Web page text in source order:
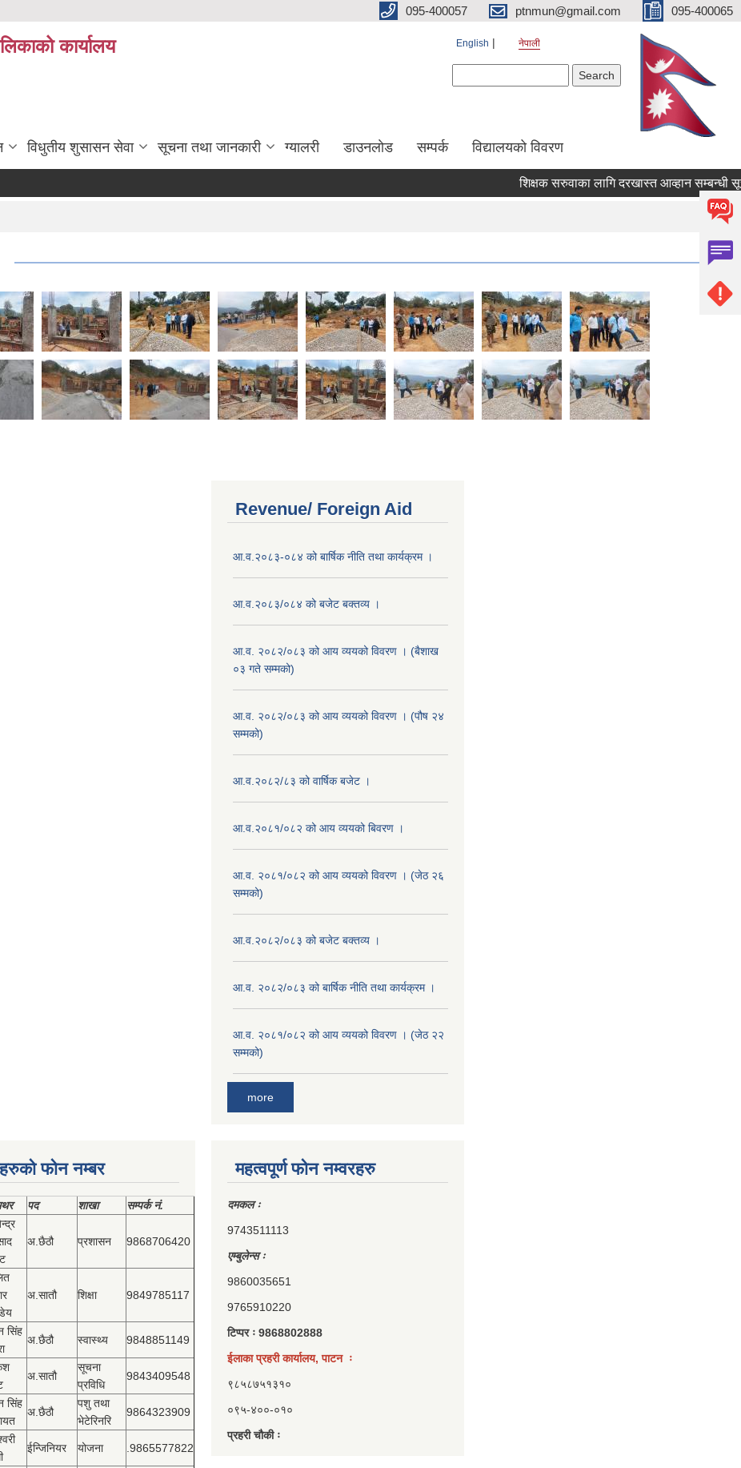
095-400057 ptnmun@gmail.com 095-400065
कार्यालय
English नेपाली
विधुतीय शुसासन सेवा सूचना तथा जानकारी ग्यालरी डाउनलाेड सम्पर्क विद्यालयको विवरण
शिक्षक सरुवाका लागि दरखास्त आव्हान सम्बन्धी सूचना ।
Revenue/ Foreign Aid
आ.व.२०८३-०८४ को बार्षिक नीति तथा कार्यक्रम ।
आ.व.२०८३/०८४ को बजेट बक्तव्य ।
आ.व. २०८२/०८३ को आय व्ययको विवरण । (बैशाख
०३ गते सम्मको)
आ.व. २०८२/०८३ को आय व्ययको विवरण । (पौष २४
सम्मको)
आ.व.२०८२/८३ को वार्षिक बजेट ।
आ.व.२०८१/०८२ को आय व्ययको बिवरण ।
आ.व. २०८१/०८२ को आय व्ययको विवरण । (जेठ २६
सम्मको)
आ.व.२०८२/०८३ को बजेट बक्तव्य ।
आ.व. २०८२/०८३ को बार्षिक नीति तथा कार्यक्रम ।
आ.व. २०८१/०८२ को आय व्ययको विवरण । (जेठ २२
सम्मको)
more
फोन नम्बर
पद शाखा सम्‍पर्क नं.
अ.छैठौ प्रशासन 9868706420
अ.सातौ शिक्षा 9849785117
सिंह
अ.छैठौ स्वास्थ्य 9848851149
अ.सातौ
सूचना
प्रविधि
9843409548
सिंह
अ.छैठौ
पशु तथा
भेटेरिनरि
9864323909
ईन्जिनियर योजना .9865577822
महत्वपूर्ण फोन नम्वरहरु
दमकल ः
9743511113
एम्बुलेन्स ः
9860035651
9765910220
टिप्पर ः 9868802888
ईलाका प्रहरी कार्यालय, पाटन ः
९८५८७५१३१०
०९५-४००-०१०
प्रहरी चौकी ः